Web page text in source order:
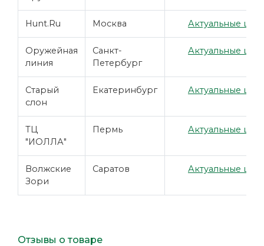
Hunt.Ru Москва Актуальные
Оружейная
линия
Санкт-
Петербург
Актуальные
Старый
слон
Екатеринбург Актуальные
ТЦ
"ИОЛЛА"
Пермь Актуальные
Волжские
Зори
Саратов Актуальные
Отзывы о товаре